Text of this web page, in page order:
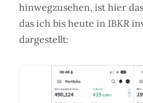
hinwegzusehen, ist hier
das ich bis heute in IBKR
dargestellt: